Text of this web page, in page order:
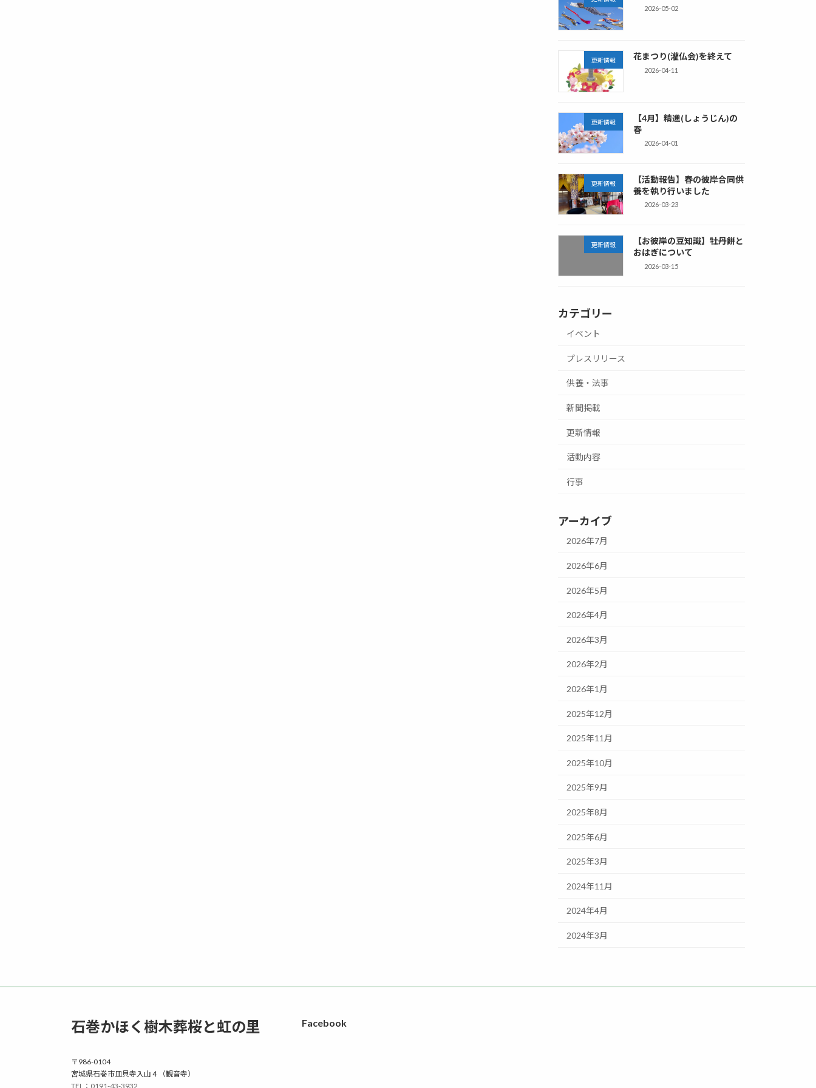
2026-05-02
更新情報 花まつり(灌仏会)を終えて
2026-04-11
更新情報
【4月】精進(しょうじん)の
春
2026-04-01
更新情報
【活動報告】春の彼岸合同供
養を執り行いました
2026-03-23
更新情報
【お彼岸の豆知識】牡丹餅と
おはぎについて
2026-03-15
カテゴリー
イベント
プレスリリース
供養・法事
新聞掲載
更新情報
活動内容
行事
アーカイブ
2026年7月
2026年6月
2026年5月
2026年4月
2026年3月
2026年2月
2026年1月
2025年12月
2025年11月
2025年10月
2025年9月
2025年8月
2025年6月
2025年3月
2024年11月
2024年4月
2024年3月
石巻かほく樹木葬桜と虹の里
〒986-0104
宮城県石巻市皿貝寺入山４（観音寺）
TEL：0191-43-3932
Facebook